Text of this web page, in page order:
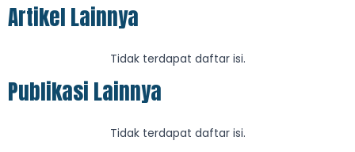
Artikel Lainnya
Tidak terdapat daftar isi.
Publikasi Lainnya
Tidak terdapat daftar isi.